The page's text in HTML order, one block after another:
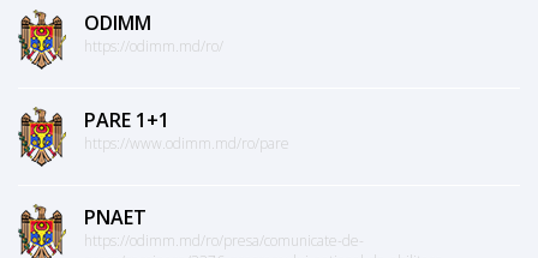
ODIMM
https://odimm.md/ro/
PARE 1+1
https://www.odimm.md/ro/pare
PNAET
https://odimm.md/ro/presa/comunicate-de-